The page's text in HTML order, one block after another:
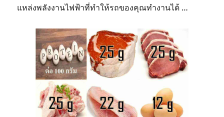
แหล่งพลังงานไฟฟ้าที่ทำให้รถของคุณทำงานได้ …